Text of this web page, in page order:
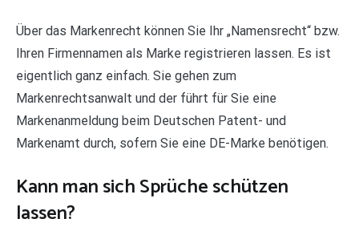
Über das Markenrecht können Sie Ihr „Namensrecht“ bzw.
Ihren Firmennamen als Marke registrieren lassen. Es ist
eigentlich ganz einfach. Sie gehen zum
Markenrechtsanwalt und der führt für Sie eine
Markenanmeldung beim Deutschen Patent- und
Markenamt durch, sofern Sie eine DE-Marke benötigen.
Kann man sich Sprüche schützen
lassen?